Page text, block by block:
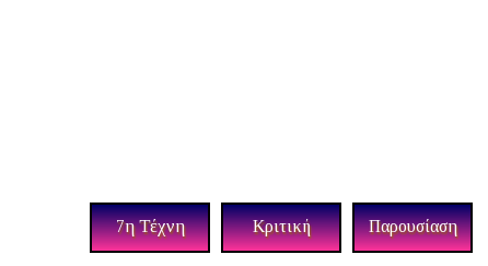
7η Τέχνη Κριτική Παρουσίαση